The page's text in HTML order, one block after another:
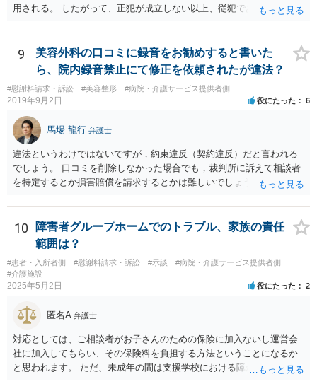
用される。 したがって、正犯が成立しない以上、従犯である幇助は成
ることはないでしょう。 ほかに日本で成立するような犯罪はないでし
ょう。 遺灰についてはわかりません。おそらく薬物の検査はあるかも
し れませんが、禁製品にはあたらないでしょう。
9
美容外科の口コミに録音をお勧めすると書いた
ら、院内録音禁止にて修正を依頼されたが違法？
#慰謝料請求・訴訟 #美容整形 #病院・介護サービス提供者側
2019年9月2日 役にたった 6
馬場 龍行 弁護士
違法というわけではないですが，約束違反（契約違反）だと言われる
でしょう。 口コミを削除しなかった場合でも，裁判所に訴えて相談者
を特定するとか損害賠償を請求するとかは難しいでしょう。
10
障害者グループホームでのトラブル、家族の責任
範囲は？
#患者・入所者側 #慰謝料請求・訴訟 #示談
#病院・介護サービス提供者側
#介護施設
2025年5月2日 役にたった 2
匿名A 弁護士
対応としては、ご相談者がお子さんのための保険に加入ないし運営会
社に加入してもらい、その保険料を負担する方法ということになるか
と思われます。 ただ、未成年の間は支援学校における障がい児向けの